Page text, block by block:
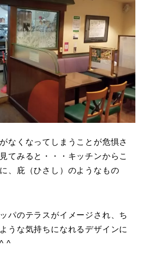
なくなってしまうことが危惧さ
てみると・・・キッチンからこ
、庇（ひさし）のようなもの
パのテラスがイメージされ、ち
うな気持ちになれるデザインに
^